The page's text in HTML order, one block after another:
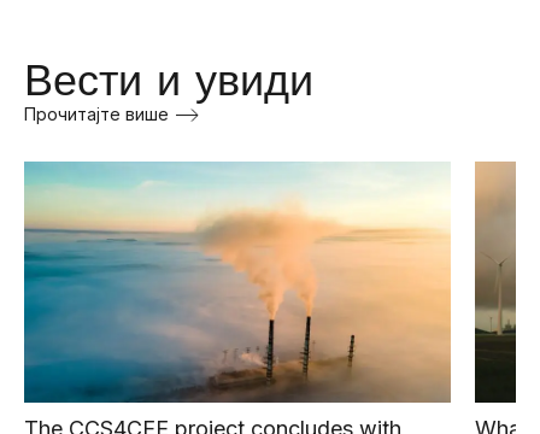
Вести и увиди
Прочитајте више
The CCS4CEE project concludes with
What